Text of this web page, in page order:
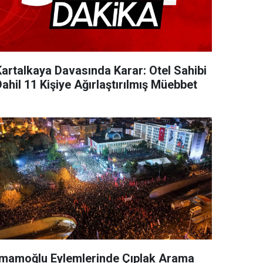
Davasında Karar: Otel Sahibi
11 Kişiye Ağırlaştırılmış Müebbet
Eylemlerinde Çıplak Arama